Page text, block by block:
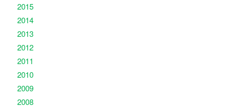
2015
2014
2013
2012
2011
2010
2009
2008